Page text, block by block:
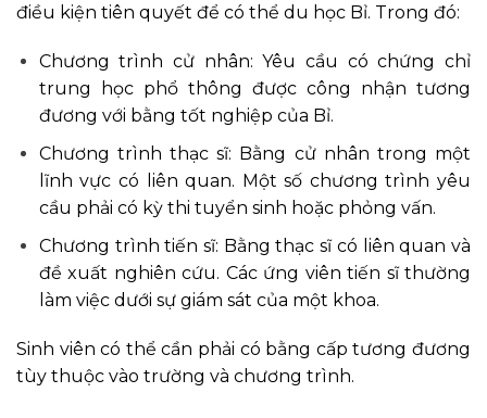
điều kiện tiên quyết để có thể du học Bỉ. Trong đó:
Chương trình cử nhân: Yêu cầu có chứng chỉ
trung học phổ thông được công nhận tương
đương với bằng tốt nghiệp của Bỉ.
Chương trình thạc sĩ: Bằng cử nhân trong một
lĩnh vực có liên quan. Một số chương trình yêu
cầu phải có kỳ thi tuyển sinh hoặc phỏng vấn.
Chương trình tiến sĩ: Bằng thạc sĩ có liên quan và
đề xuất nghiên cứu. Các ứng viên tiến sĩ thường
làm việc dưới sự giám sát của một khoa.
Sinh viên có thể cần phải có bằng cấp tương đương
tùy thuộc vào trường và chương trình.